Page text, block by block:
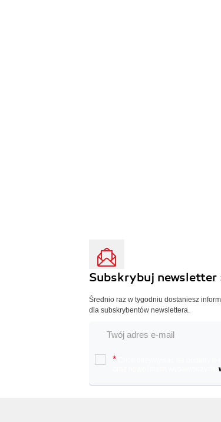
Subskrybuj newsletter
Średnio raz w tygodniu dostaniesz
dla subskrybentów newslettera.
*